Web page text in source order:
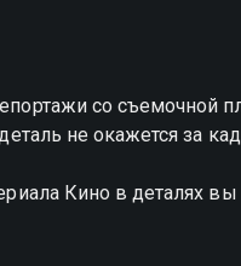
со съемочной
не окажется за
Кино в деталях